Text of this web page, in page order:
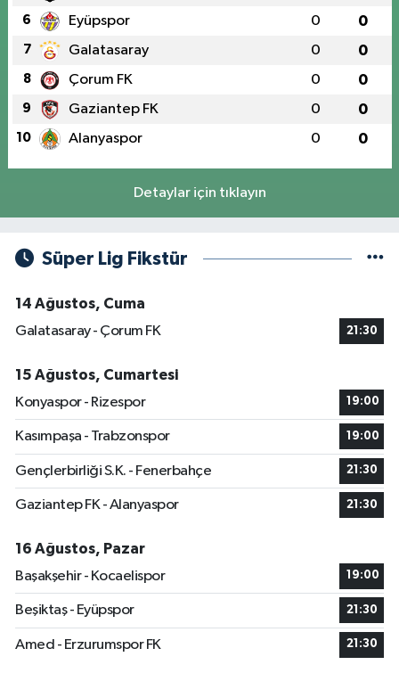
6 Eyüpspor 0 0
7 Galatasaray 0 0
8 Çorum FK 0 0
9 Gaziantep FK 0 0
10 Alanyaspor 0 0
Detaylar için tıklayın
Süper Lig Fikstür
14 Ağustos, Cuma
Galatasaray - Çorum FK
21:30
15 Ağustos, Cumartesi
Konyaspor - Rizespor
19:00
Kasımpaşa - Trabzonspor 19:00
Gençlerbirliği S.K. - Fenerbahçe 21:30
Gaziantep FK - Alanyaspor 21:30
16 Ağustos, Pazar
Başakşehir - Kocaelispor
19:00
Beşiktaş - Eyüpspor 21:30
Amed - Erzurumspor FK 21:30